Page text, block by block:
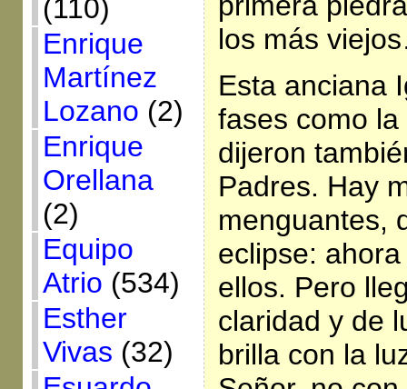
(110)
Enrique
Martínez
Lozano (2)
Enrique
Orellana
(2)
Equipo
Atrio (534)
Esther
Vivas (32)
los más
Esta anciana
fases como
dijeron
Padres. Hay
menguantes,
eclipse:
ellos. Pero
claridad y de
brilla con la